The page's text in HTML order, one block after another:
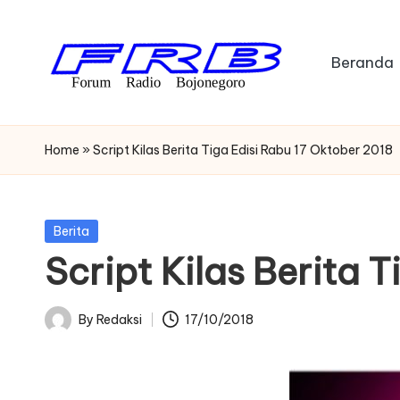
F
o
u
m
R
Radio
Bojonegoro
Beranda
Home » Script Kilas Berita Tiga Edisi Rabu 17 Oktober 2018
Posted
Berita
Script Kilas Berita
Posted
By Redaksi 17/10/2018